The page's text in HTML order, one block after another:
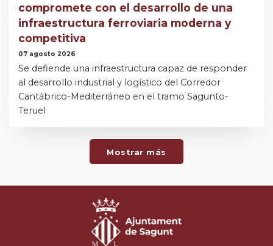
compromete con el desarrollo de una
infraestructura ferroviaria moderna y
competitiva
07 agosto 2026
Se defiende una infraestructura capaz de responder
al desarrollo industrial y logístico del Corredor
Cantábrico-Mediterráneo en el tramo Sagunto-
Teruel
Mostrar más